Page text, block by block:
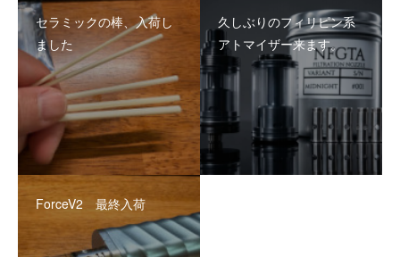
セラミックの棒、入荷し
ました
久しぶりのフィリピン系
アトマイザー来ます。
ForceV2 最終入荷